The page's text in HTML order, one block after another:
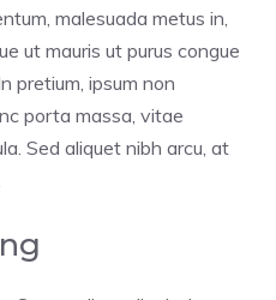
malesuada metus in,
ut mauris ut purus congue
pretium, ipsum non
porta massa, vitae
Sed aliquet nibh arcu, at